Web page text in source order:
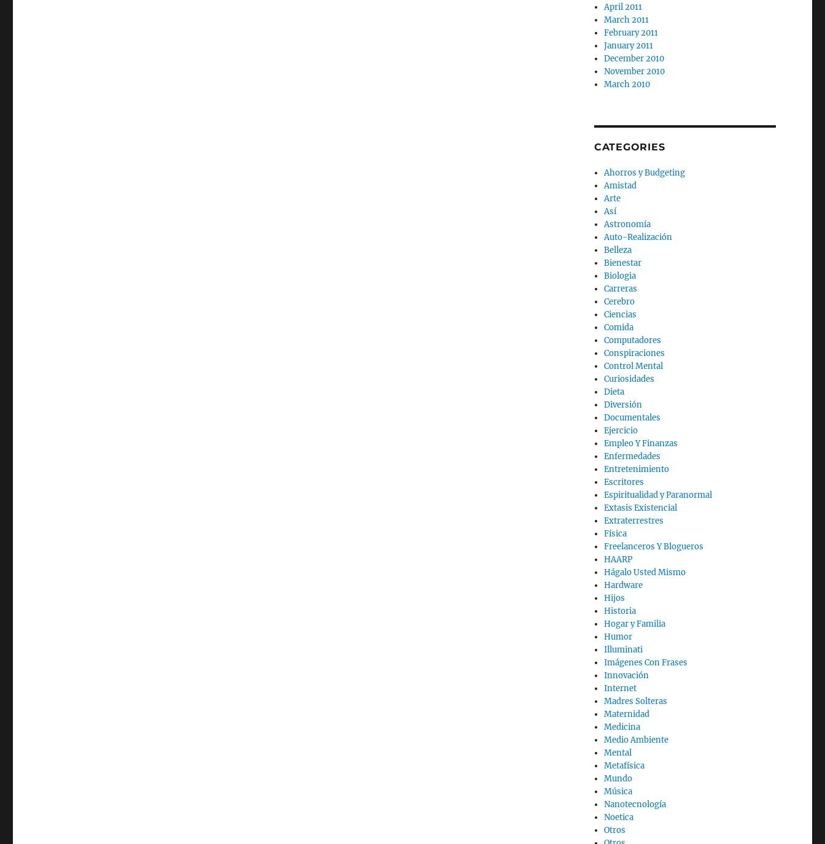
April 2011
March 2011
February 2011
January 2011
December 2010
November 2010
March 2010
CATEGORIES
Ahorros y Budgeting
Amistad
Arte
Así
Astronomía
Auto-Realización
Belleza
Bienestar
Biologia
Carreras
Cerebro
Ciencias
Comida
Computadores
Conspiraciones
Control Mental
Curiosidades
Dieta
Diversión
Documentales
Ejercicio
Empleo Y Finanzas
Enfermedades
Entretenimiento
Escritores
Espiritualidad y Paranormal
Extasis Existencial
Extraterrestres
Física
Freelanceros Y Blogueros
HAARP
Hágalo Usted Mismo
Hardware
Hijos
Historia
Hogar y Familia
Humor
Illuminati
Imágenes Con Frases
Innovación
Internet
Madres Solteras
Maternidad
Medicina
Medio Ambiente
Mental
Metafísica
Mundo
Música
Nanotecnología
Noetica
Otros